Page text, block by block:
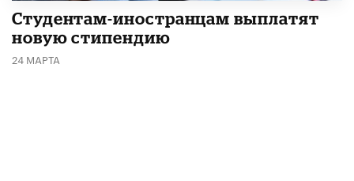
Студентам-иностранцам выплатят
новую стипендию
24 МАРТА